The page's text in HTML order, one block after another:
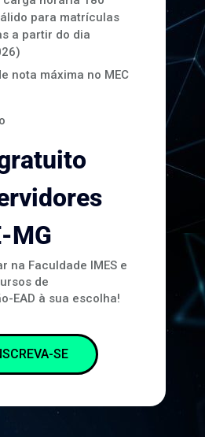
carga horária 180
para matrículas
a partir do dia
nota máxima no MEC
MG
na Faculdade IMES e
de
SE